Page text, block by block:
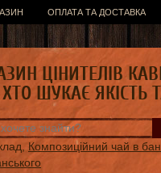
ОПЛАТА ТА ДОСТАВКА
Композиційний чай в
ЦІНИТЕЛІВ
ШУКАЄ ЯКІСТЬ